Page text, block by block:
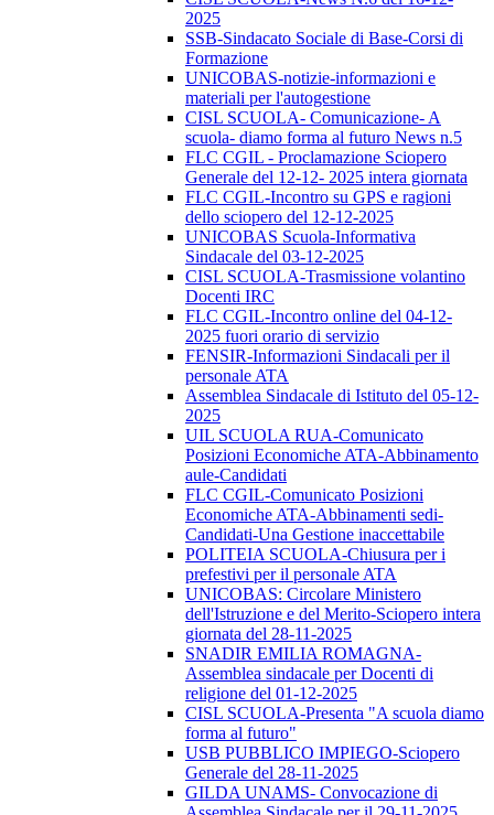
2025
SSB-Sindacato Sociale di Base-Corsi di
Formazione
UNICOBAS-notizie-informazioni e
materiali per l'autogestione
CISL SCUOLA- Comunicazione- A
scuola- diamo forma al futuro News n.5
FLC CGIL - Proclamazione Sciopero
Generale del 12-12- 2025 intera giornata
FLC CGIL-Incontro su GPS e ragioni
dello sciopero del 12-12-2025
UNICOBAS Scuola-Informativa
Sindacale del 03-12-2025
CISL SCUOLA-Trasmissione volantino
Docenti IRC
FLC CGIL-Incontro online del 04-12-
2025 fuori orario di servizio
FENSIR-Informazioni Sindacali per il
personale ATA
Assemblea Sindacale di Istituto del 05-12-
2025
UIL SCUOLA RUA-Comunicato
Posizioni Economiche ATA-Abbinamento
aule-Candidati
FLC CGIL-Comunicato Posizioni
Economiche ATA-Abbinamenti sedi-
Candidati-Una Gestione inaccettabile
POLITEIA SCUOLA-Chiusura per i
prefestivi per il personale ATA
UNICOBAS: Circolare Ministero
dell'Istruzione e del Merito-Sciopero intera
giornata del 28-11-2025
SNADIR EMILIA ROMAGNA-
Assemblea sindacale per Docenti di
religione del 01-12-2025
CISL SCUOLA-Presenta "A scuola diamo
forma al futuro"
USB PUBBLICO IMPIEGO-Sciopero
Generale del 28-11-2025
GILDA UNAMS- Convocazione di